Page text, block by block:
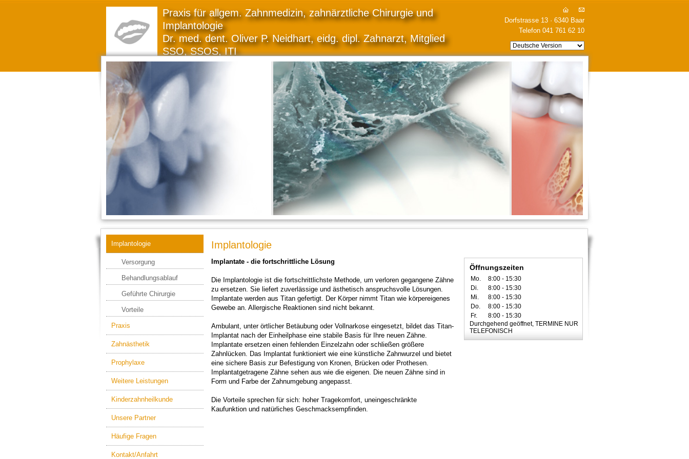
Praxis für allgem. Zahnmedizin, zahnärztliche Chirurgie und
Implantologie
Dr. med. dent. Oliver P. Neidhart, eidg. dipl. Zahnarzt, Mitglied
SSO, SSOS, ITI
Dorfstrasse 13 · 6340 Baar
Telefon 041 761 62 10
Implantologie
Versorgung
Behandlungsablauf
Geführte Chirurgie
Vorteile
Praxis
Zahnästhetik
Prophylaxe
Weitere Leistungen
Kinderzahnheilkunde
Unsere Partner
Häufige Fragen
Kontakt/Anfahrt
Implantologie
Implantate - die fortschrittliche Lösung
Die Implantologie ist die fortschrittlichste Methode, um verloren gegangene Zähne
zu ersetzen. Sie liefert zuverlässige und ästhetisch anspruchsvolle Lösungen.
Implantate werden aus Titan gefertigt. Der Körper nimmt Titan wie körpereigenes
Gewebe an. Allergische Reaktionen sind nicht bekannt.
Ambulant, unter örtlicher Betäubung oder Vollnarkose eingesetzt, bildet das Titan-
Implantat nach der Einheilphase eine stabile Basis für Ihre neuen Zähne.
Implantate ersetzen einen fehlenden Einzelzahn oder schließen größere
Zahnlücken. Das Implantat funktioniert wie eine künstliche Zahnwurzel und bietet
eine sichere Basis zur Befestigung von Kronen, Brücken oder Prothesen.
Implantatgetragene Zähne sehen aus wie die eigenen. Die neuen Zähne sind in
Form und Farbe der Zahnumgebung angepasst.
Die Vorteile sprechen für sich: hoher Tragekomfort, uneingeschränkte
Kaufunktion und natürliches Geschmacksempfinden.
Öffnungszeiten
Mo.
8:00 - 15:30
Di.
8:00 - 15:30
Mi.
8:00 - 15:30
Do.
8:00 - 15:30
Fr.
8:00 - 15:30
Durchgehend geöffnet, TERMINE NUR
TELEFONISCH